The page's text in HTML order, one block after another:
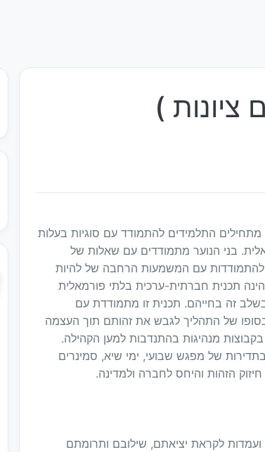
)
התלמידים להתמודד עם סוגיות בעלות
בני הנוער מתמודדים עם שאלות של
להתמודדות עם המשמעות הרחבה של להיות
תכנית חברתית-ערכית בלתי פורמאלית
זה בחייהם. תכנית זו מתמודדת עם
של התהליך לגבש את זהותם תוך העצמה
מנהיגות בהתנדבות למען הקהילה.
של מפגש שבועי, ימי שיא, סמינרים
הזהות והיחס לחברה ולמדינה.
לקראת יציאתם, שילובם ותרומתם